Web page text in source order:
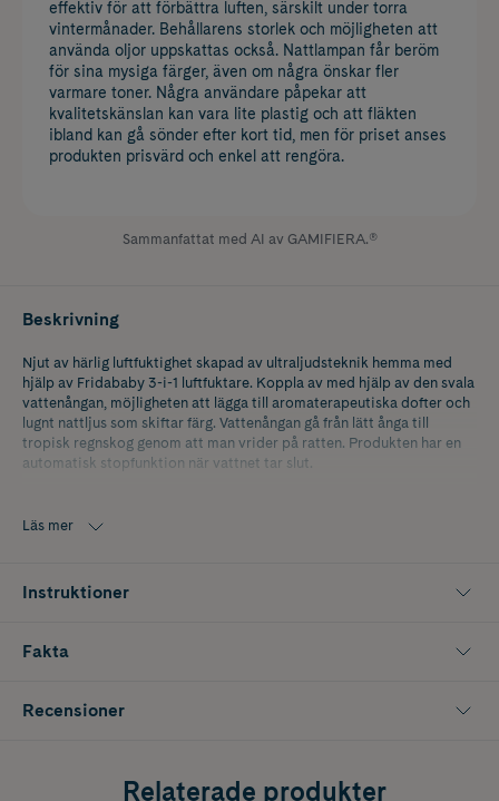
effektiv för att förbättra luften, särskilt under torra
vintermånader. Behållarens storlek och möjligheten att
använda oljor uppskattas också. Nattlampan får beröm
för sina mysiga färger, även om några önskar fler
varmare toner. Några användare påpekar att
kvalitetskänslan kan vara lite plastig och att fläkten
ibland kan gå sönder efter kort tid, men för priset anses
produkten prisvärd och enkel att rengöra.
Sammanfattat med AI av GAMIFIERA.®
Beskrivning
Njut av härlig luftfuktighet skapad av ultraljudsteknik hemma med
hjälp av Fridababy 3-i-1 luftfuktare. Koppla av med hjälp av den svala
vattenångan, möjligheten att lägga till aromaterapeutiska dofter och
lugnt nattljus som skiftar färg. Vattenångan gå från lätt ånga till
tropisk regnskog genom att man vrider på ratten. Produkten har en
automatisk stopfunktion när vattnet tar slut.
Läs mer
Instruktioner
Fakta
Recensioner
Relaterade produkter